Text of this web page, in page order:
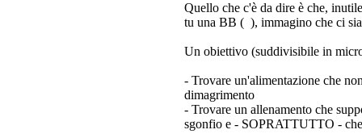
Quello che c'è da dire è che,
tu una BB ( ), immagino che ci
Un obiettivo (suddivisibile in
- Trovare un'alimentazione che
dimagrimento
- Trovare un allenamento che
sgonfio e - SOPRATTUTTO -